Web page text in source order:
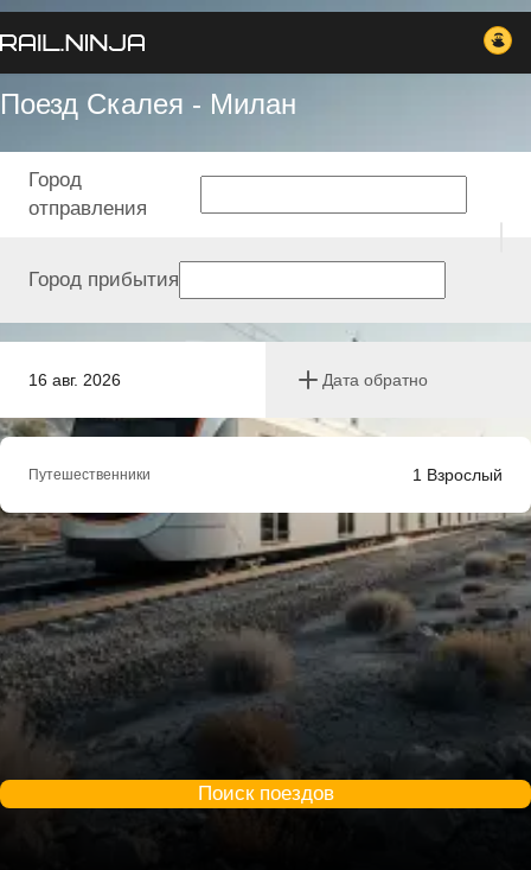
Поезд Скалея - Милан
16 авг. 2026 Дата обратно
Город
отправления
Город прибытия
Путешественники 1 Взрослый
Поиск поездов